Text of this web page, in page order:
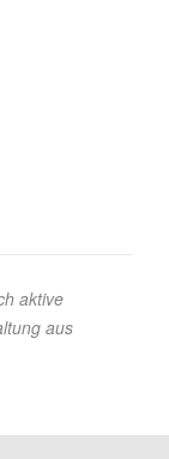
aktive
aus